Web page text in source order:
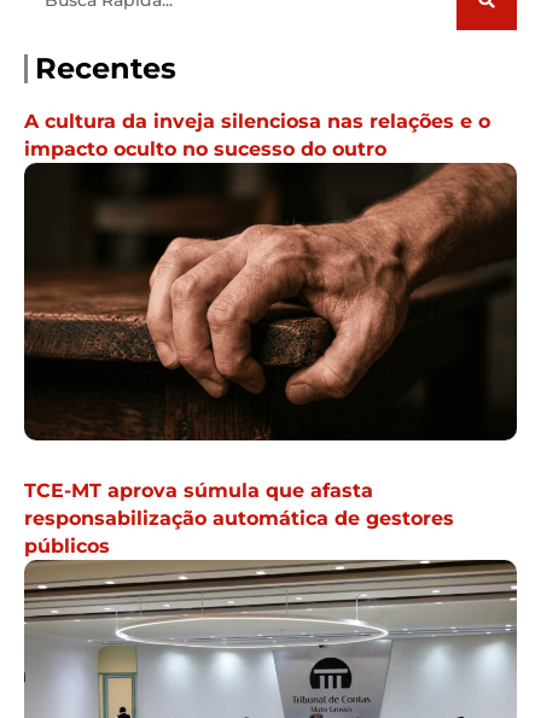
Recentes
A cultura da inveja silenciosa nas relações e o
impacto oculto no sucesso do outro
TCE-MT aprova súmula que afasta
responsabilização automática de gestores
públicos